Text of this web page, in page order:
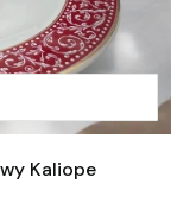
Kaliope